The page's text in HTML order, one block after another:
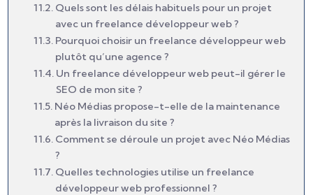
Quels sont les délais habituels pour un projet
avec un freelance développeur web ?
Pourquoi choisir un freelance développeur web
plutôt qu’une agence ?
Un freelance développeur web peut-il gérer le
SEO de mon site ?
Néo Médias propose-t-elle de la maintenance
après la livraison du site ?
Comment se déroule un projet avec Néo Médias
?
Quelles technologies utilise un freelance
développeur web professionnel ?